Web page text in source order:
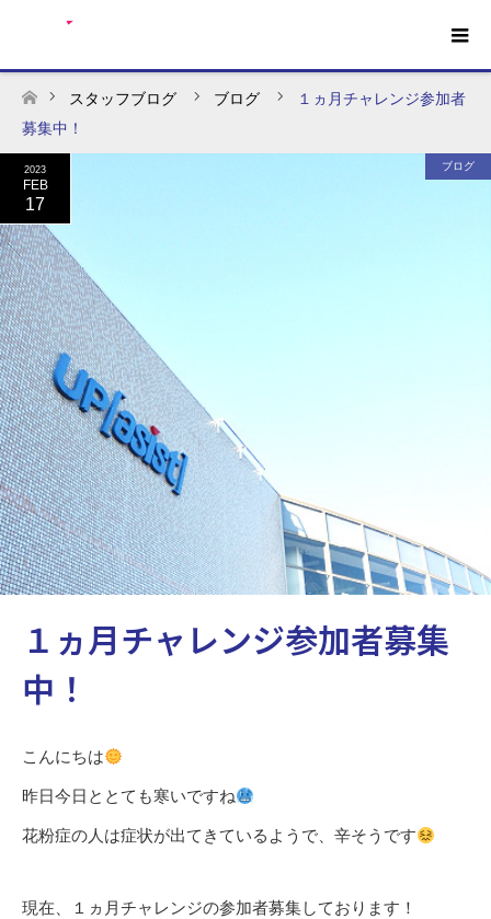
ホーム
スタッフブログ ブログ
１ヵ月チャレンジ参加者
募集中！
2023
FEB
17
ブログ
１ヵ月チャレンジ参加者募集
中！
こんにちは
昨日今日ととても寒いですね
花粉症の人は症状が出てきているようで、辛そうです
現在、１ヵ月チャレンジの参加者募集しております！